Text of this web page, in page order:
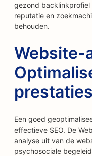
gezond backlinkprofiel
reputatie en
behouden.
Website-
Een goed
effectieve SEO. De
analyse uit van de
psychosociale